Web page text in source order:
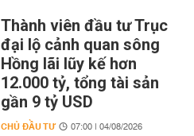
Thành viên đầu tư Trục
đại lộ cảnh quan sông
Hồng lãi lũy kế hơn
12.000 tỷ, tổng tài sản
gần 9 tỷ USD
CHỦ ĐẦU TƯ 07:00 | 04/08/2026